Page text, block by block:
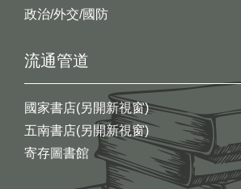
政治/外交/國防
流通管道
國家書店(另開新視窗)
五南書店(另開新視窗)
寄存圖書館